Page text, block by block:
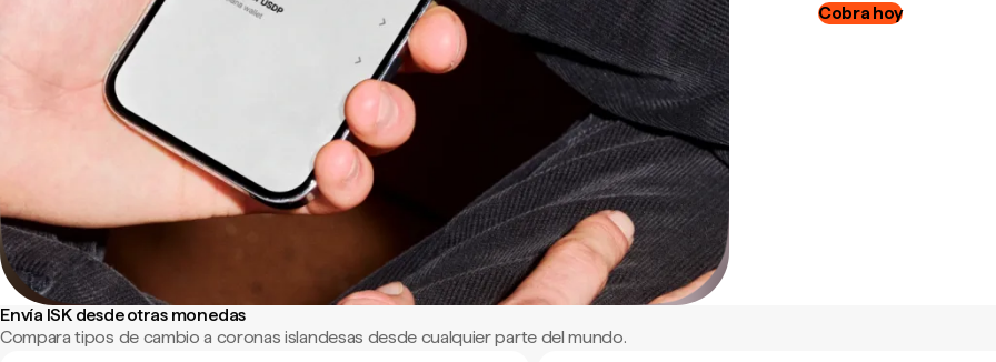
Cobra hoy
Envía ISK desde otras monedas
Compara tipos de cambio a coronas islandesas desde cualquier parte del mundo.